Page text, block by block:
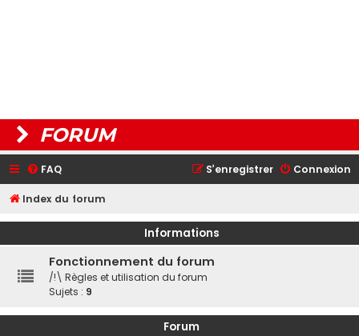
FORUM
FAQ Connexion
S’enregistrer
Index du forum
Informations
Fonctionnement du forum
/!\ Règles et utilisation du forum
Sujets : 9
Forum